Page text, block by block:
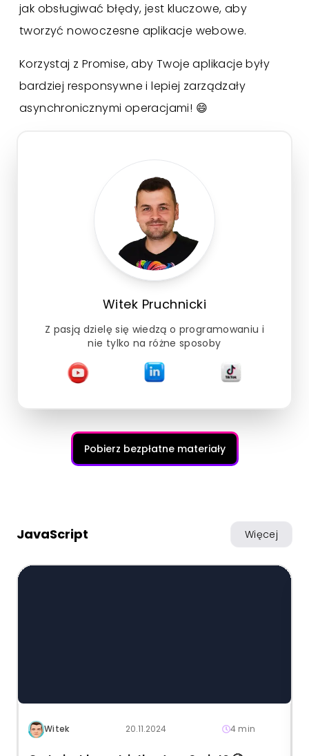
jak obsługiwać błędy, jest kluczowe, aby
tworzyć nowoczesne aplikacje webowe.
Korzystaj z Promise, aby Twoje aplikacje były
bardziej responsywne i lepiej zarządzały
asynchronicznymi operacjami! 😄
Witek Pruchnicki
Z pasją dzielę się wiedzą o programowaniu i
nie tylko na różne sposoby
Pobierz bezpłatne materiały
JavaScript Więcej
Witek 20.11.2024 4 min